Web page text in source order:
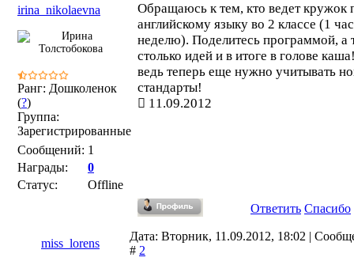
irina_nikolaevna
Ранг: Дошколенок
(?)
Группа:
Зарегистрированные
Сообщений: 1
Награды:
0
Статус:
Offline
Обращаюсь к тем, кто ведет кружок
английскому языку во 2 классе (1
неделю). Поделитесь программой, а
столько идей и в итоге в голове
ведь теперь еще нужно учитывать
стандарты!
11.09.2012
Ответить Спасибо
miss_lorens
Дата: Вторник, 11.09.2012, 18:02 |
# 2